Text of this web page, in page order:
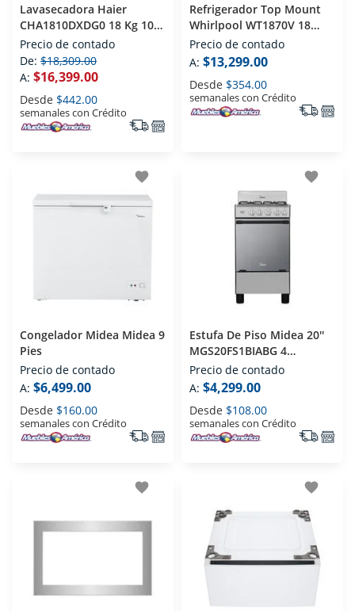
Lavasecadora Haier
CHA1810DXDG0 18 Kg 10
Kg Diamond Gray
Precio de contado
De: $18,309.00
A: $16,399.00
Desde $442.00
semanales con Crédito
Refrigerador Top Mount
Whirlpool WT1870V 18
Pies
Precio de contado
A: $13,299.00
Desde $354.00
semanales con Crédito
favorite
Congelador Midea Midea 9
Pies
Precio de contado
A: $6,499.00
Desde $160.00
semanales con Crédito
favorite
Estufa De Piso Midea 20''
MGS20FS1BIABG 4
Quemadores
Precio de contado
A: $4,299.00
Desde $108.00
semanales con Crédito
favorite favorite